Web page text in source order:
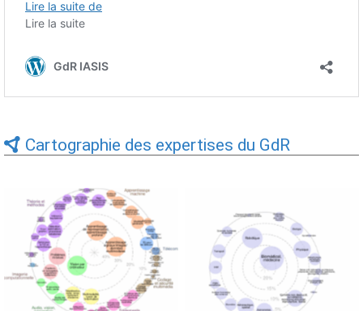
Cartographie des expertises du GdR
Expertises du GdR -
cartographie par Axes -
19/09/2025
Expertises du GdR -
cartographie par mots-clés
applicatifs - 19/09/2025